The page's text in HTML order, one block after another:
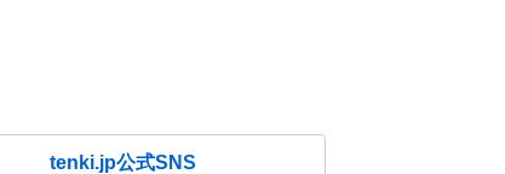
tenki.jp公式SNS